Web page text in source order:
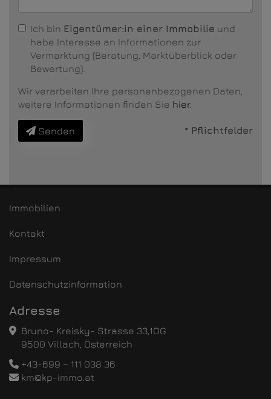
Ich bin Eigentümer:in einer Immobilie und
habe Interesse an Informationen zur
Vermarktung (Beratung, Marktüberblick oder
Bewertung).
Wir verarbeiten Ihre personenbezogenen Daten,
weitere Informationen finden Sie hier.
Senden * Pflichtfelder
Immobilien
Kontakt
Impressum
Datenschutzinformation
Adresse
Bruno- Kreisky- Strasse 33,1OG
9500 Villach, Österreich
+43-699 – 111 038 36
km@kp-immo.at